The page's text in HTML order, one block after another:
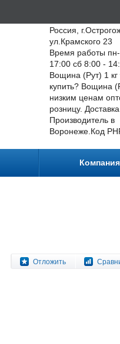
Россия,
ул.Крамского 23
Время работы
17:00 сб 8:00 -
Вощина (Рут) 1 кг
купить? Вощина
низким ценам
розницу.
Производитель в
Воронеже. Код
Компания
Отложить